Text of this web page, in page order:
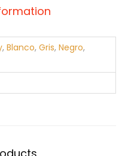
, Blanco, Gris, Negro,